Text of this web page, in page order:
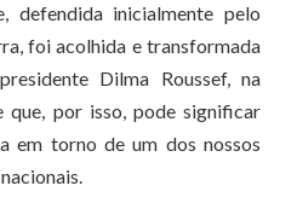
defendida inicialmente pelo
foi acolhida e transformada
Dilma Roussef, na
que, por isso, pode significar
em torno de um dos nossos